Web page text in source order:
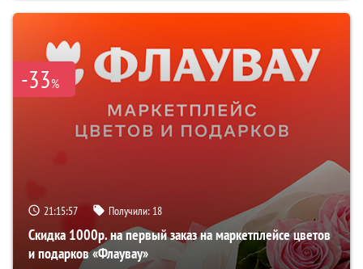
-33%
21:15:55 Получили: 18
Скидка 1000р. на первый заказ на маркетплейсе цветов
и подарков «Флаувау»